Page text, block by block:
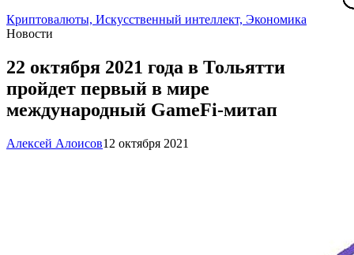
Криптовалюты, Искусственный интеллект, Экономика
Новости
22 октября 2021 года в Тольятти
пройдет первый в мире
международный GameFi-митап
Алексей Алоисов12 октября 2021